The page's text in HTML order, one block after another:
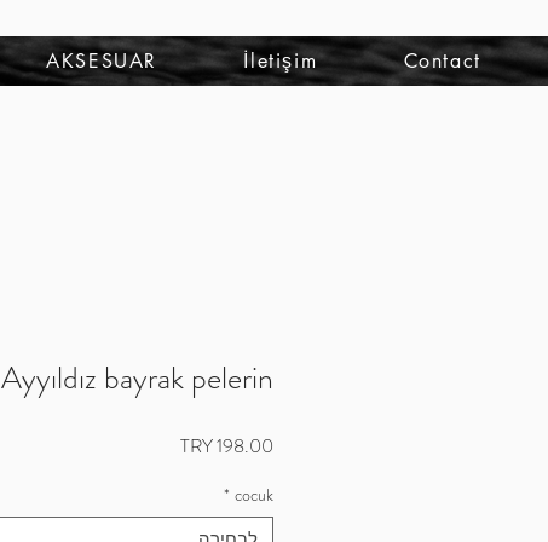
להתחברות AKSESUAR İletişim Contact
Ayyıldız bayrak pelerin
מחיר
cocuk
*